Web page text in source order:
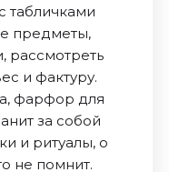
табличками
предметы,
рассмотреть
и фактуру.
фарфор для
за собой
и ритуалы, о
не помнит.